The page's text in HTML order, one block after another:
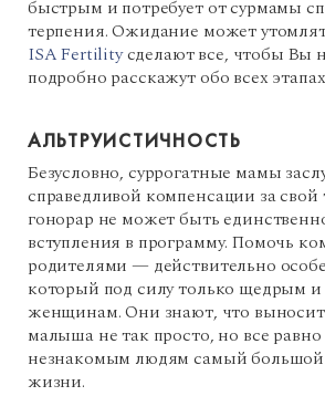
быстрым и потребует от сурмамы
терпения. Ожидание может
ISA Fertilityсделают все, чтобы Вы
подробно расскажут обо всех
АЛЬТРУИСТИЧНОСТЬ
Безусловно, суррогатные мамы
справедливой компенсации за свой
гонорар не может быть
вступления в программу. Помочь
родителями — действительно
который под силу только щедрым
женщинам. Они знают, что
малыша не так просто, но все равно
незнакомым людям самый большой
жизни.